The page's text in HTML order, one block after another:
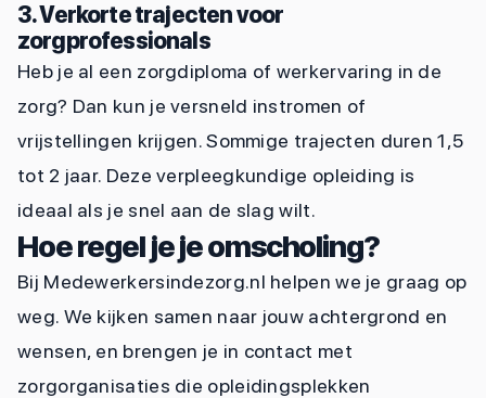
3. Verkorte trajecten voor
zorgprofessionals
Heb je al een zorgdiploma of werkervaring in de
zorg? Dan kun je versneld instromen of
vrijstellingen krijgen. Sommige trajecten duren 1,5
tot 2 jaar. Deze verpleegkundige opleiding is
ideaal als je snel aan de slag wilt.
Hoe regel je je omscholing?
Bij Medewerkersindezorg.nl helpen we je graag op
weg. We kijken samen naar jouw achtergrond en
wensen, en brengen je in contact met
zorgorganisaties die opleidingsplekken